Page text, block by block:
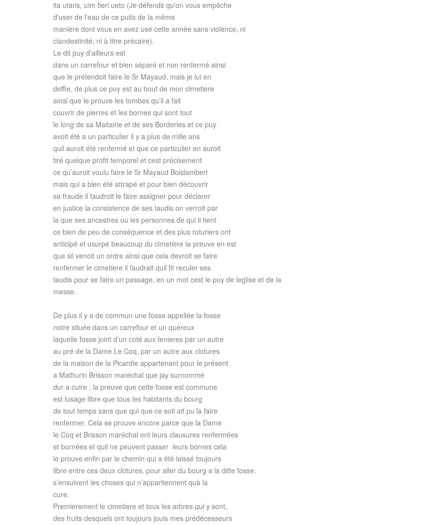
ita utaris, uim fieri ueto (Je défends qu'on vous empêche
d'user de l'eau de ce puits de la même
manière dont vous en avez usé cette année sans violence, ni
clandestinité, ni à titre précaire).
Le dit puy d’ailleurs est
dans un carrefour et bien séparé et non renfermé ainsi
que le prétendoit faire le Sr Mayaud, mais je lui en
deffie, de plus ce puy est au bout de mon cimetiere
ainsi que le prouve les tombes qu’il a fait
couvrir de pierres et les bornes qui sont tout
le long de sa Maitairie et de ses Borderies et ce puy
avoit été a un particulier il y a plus de mille ans
quil auroit été renfermé et que ce particulier en auroit
tiré quelque profit temporel et cest précisement
ce qu’auroit voulu faire le Sr Mayaud Boislambert
mais qui a bien été attrapé et pour bien découvrir
sa fraude il faudroit le faire assigner pour déclarer
en justice la consistence de ses taudis on verroit par
la que ses ancestres ou les personnes de qui il tient
ce bien de peu de conséquence et des plus roturiers ont
anticipé et usurpé beaucoup du cimetière la preuve en est
que sil venoit un ordre ainsi que cela devroit se faire
renfermer le cimetiere il faudrait quil fit reculer ses
taudis pour se faire un passage, en un mot cest le puy de leglise et de la
messe.
De plus il y a de commun une fosse appellée la fosse
notre située dans un carrefour et un quéreux
laquelle fosse joint d’un coté aux fenieres par un autre
au pré de la Dame Le Coq, par un autre aux clotures
de la maison de la Picardie appartenant pour le présent
a Mathurin Brisson maréchal que jay surnommé
dur a cuire ; la preuve que cette fosse est commune
est lusage libre que tous les habitants du bourg
de tout temps sans que qui que ce soit ait pu la faire
renfermer. Cela se prouve encore parce que la Dame
le Coq et Brisson maréchal ont leurs clausures renfermées
et bornées et quil ne peuvent passer leurs bornes cela
le prouve enfin par le chemin qui a été laissé toujours
libre entre ces deux clotures, pour aller du bourg a la ditte fosse.
s’ensuivent les choses qui n’appartiennent quà la
cure.
Premierement le cimetiere et tous les arbres qui y sont,
des fruits desquels ont toujours jouis mes prédécesseurs